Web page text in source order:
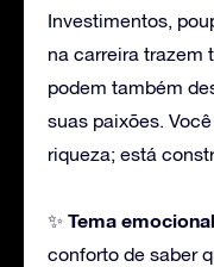
Investimentos,
na carreira trazem
podem também
suas paixões.
riqueza; está
✨ Tema
conforto de saber